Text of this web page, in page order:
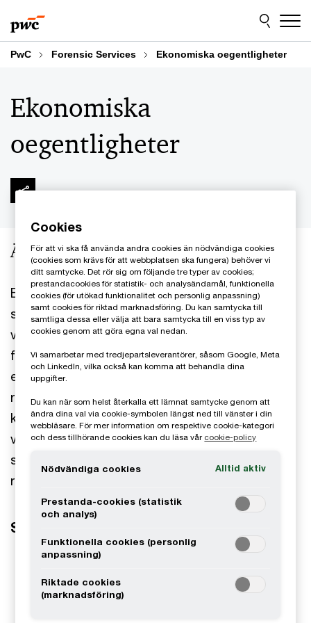
to
content
to
footer
PwC Forensic Services Ekonomiska oegentligheter
Ekonomiska
oegentligheter
Är du rädd eller förberedd?
Ekonomiska oegentligheter utgör en av de allra
största riskerna för näringsliv, offentlig
verksamhet och organisationer. Företag som
förknippas med oegentligheter, etiska felsteg
eller handlingsförlamning hamnar snabbt i
rampljuset och effekterna kan få förödande
konsekvenser i form av finansiella skador, skadat
varumärke och förtroende. Med genomtänkta
strategier och tydliga processer kan du minimera
risken att drabbas.
Så kan vi hjälpa dig
Misstänkta förskingrings- och
bedrägeriincidenter
Cookies
För att vi ska få använda andra cookies än nödvändiga cookies
(cookies som krävs för att webbplatsen ska fungera) behöver vi
ditt samtycke. Det rör sig om följande tre typer av cookies;
prestandacookies för statistik- och analysändamål, funktionella
cookies (för utökad funktionalitet och personlig anpassning)
samt cookies för riktad marknadsföring. Du kan samtycka till
samtliga dessa eller välja att bara samtycka till en viss typ av
cookies genom att göra egna val nedan.
Vi samarbetar med tredjepartsleverantörer, såsom Google, Meta
och LinkedIn, vilka också kan komma att behandla dina
uppgifter.
Du kan när som helst återkalla ett lämnat samtycke genom att
ändra dina val via cookie-symbolen längst ned till vänster i din
webbläsare. För mer information om respektive cookie-kategori
och dess tillhörande cookies kan du läsa vår cookie-policy
Nödvändiga cookies Alltid aktiv
Prestanda-cookies (statistik
och analys)
Funktionella cookies (personlig
anpassning)
Riktade cookies
(marknadsföring)